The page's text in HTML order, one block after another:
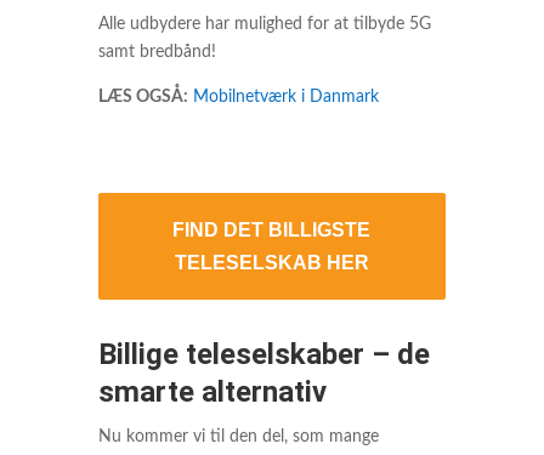
Alle udbydere har mulighed for at tilbyde 5G
samt bredbånd!
LÆS OGSÅ: Mobilnetværk i Danmark
FIND DET BILLIGSTE
TELESELSKAB HER
Billige teleselskaber – de
smarte alternativ
Nu kommer vi til den del, som mange